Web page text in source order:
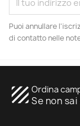
Puoi annullare
di contatto nelle
texture Ordina
Se non